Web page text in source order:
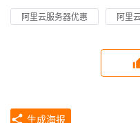
阿里云服务器优惠 阿里
生成海报